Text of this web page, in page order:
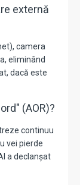
externă
camera
eliminând
dacă este
(AOR)?
continuu
vei pierde
a declanșat